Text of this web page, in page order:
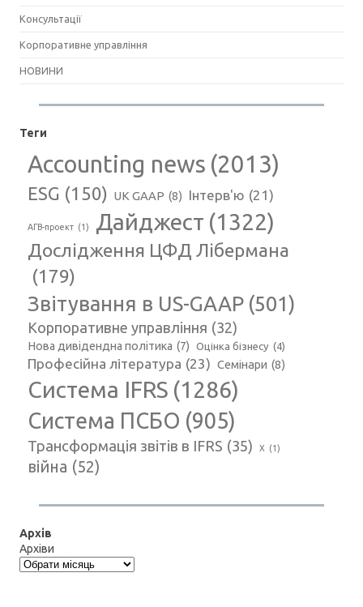
Консультації
Корпоративне управління
НОВИНИ
Теги
Accounting news (2013)
ESG (150) UK GAAP (8) Інтерв'ю (21)
АГВ-проект (1) Дайджест (1322)
Дослідження ЦФД Лібермана
(179)
Звітування в US-GAAP (501)
Корпоративне управління (32)
Нова дивідендна політика (7) Оцінка бізнесу (4)
Професійна література (23) Семінари (8)
Система IFRS (1286)
Система ПСБО (905)
Трансформація звітів в IFRS (35) Х (1)
війна (52)
Архів
Архіви